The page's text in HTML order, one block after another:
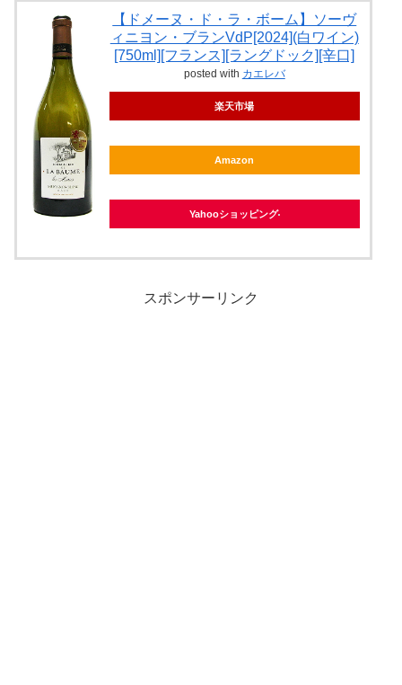
【ドメーヌ・ド・ラ・ボーム】ソーヴ
ィニヨン・ブランVdP[2024](白ワイン)
[750ml][フランス][ラングドック][辛口]
posted with カエレバ
楽天市場
Amazon
Yahooショッピング
スポンサーリンク